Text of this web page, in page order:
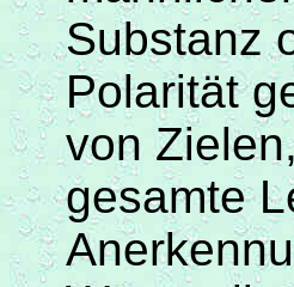
Substanz
Polarität
von
gesamte